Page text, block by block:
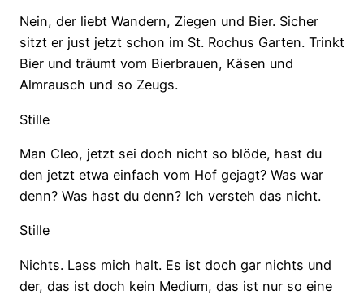
Nein, der liebt Wandern, Ziegen und Bier. Sicher
sitzt er just jetzt schon im St. Rochus Garten. Trinkt
Bier und träumt vom Bierbrauen, Käsen und
Almrausch und so Zeugs.
Stille
Man Cleo, jetzt sei doch nicht so blöde, hast du
den jetzt etwa einfach vom Hof gejagt? Was war
denn? Was hast du denn? Ich versteh das nicht.
Stille
Nichts. Lass mich halt. Es ist doch gar nichts und
der, das ist doch kein Medium, das ist nur so eine